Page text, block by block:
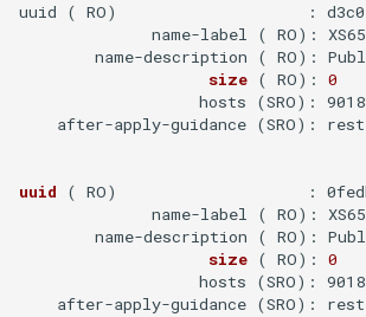
Linux 与 BSD 有什么不同
SSH 强制密钥方式登陆
SSH 目录权限问题导致无法
uuid ( RO)                    :
name-label ( RO):
name-description ( RO):
size ( RO) : 0
hosts (SRO):
after-apply-guidance (SRO):
uuid ( RO)
:
name-label ( RO):
name-description ( RO):
size ( RO) : 0
hosts (SRO):
after-apply-guidance (SRO):